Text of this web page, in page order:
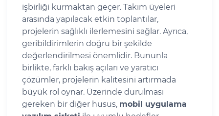
işbirliği kurmaktan geçer. Takım üyeleri
arasında yapılacak etkin toplantılar,
projelerin sağlıklı ilerlemesini sağlar. Ayrıca,
geribildirimlerin doğru bir şekilde
değerlendirilmesi önemlidir. Bununla
birlikte, farklı bakış açıları ve yaratıcı
çözümler, projelerin kalitesini artırmada
büyük rol oynar. Üzerinde durulması
gereken bir diğer husus, mobil uygulama